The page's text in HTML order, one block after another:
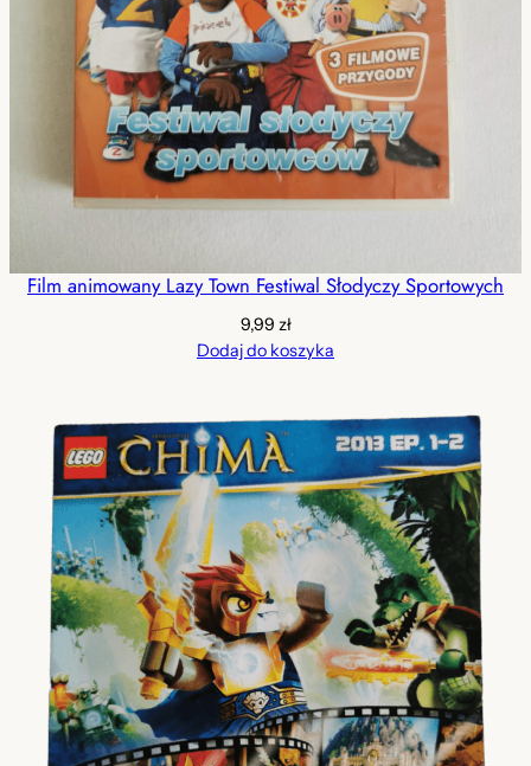
Film animowany Lazy Town Festiwal Słodyczy Sportowych
9,99 zł
Dodaj do koszyka